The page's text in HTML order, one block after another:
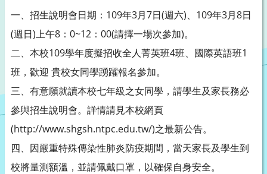
一、招生說明會日期：109年3月7日(週六)、109年3月8日
(週日)上午8：0~12：00(請擇一場次參加)。
二、本校109學年度擬招收全人菁英班4班、國際英語班1
班，歡迎 貴校女同學踴躍報名參加。
三、有意願就讀本校七年級之女同學，請學生及家長務必
參與招生說明會。詳情請見本校網頁
(http://www.shgsh.ntpc.edu.tw/)之最新公告。
四、因嚴重特殊傳染性肺炎防疫期間，當天家長及學生到
校將量測額溫，並請佩戴口罩，以確保自身安全。